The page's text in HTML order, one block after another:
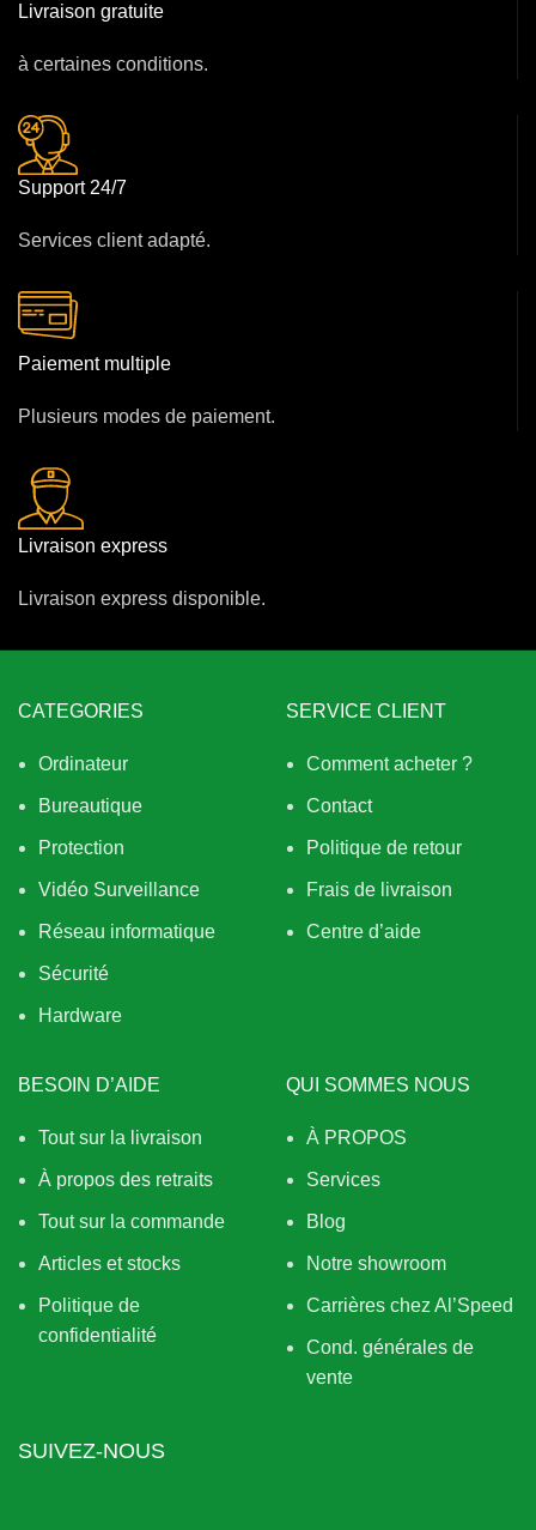
Livraison gratuite
à certaines conditions.
Support 24/7
Services client adapté.
Paiement multiple
Plusieurs modes de paiement.
Livraison express
Livraison express disponible.
CATEGORIES
Ordinateur
Bureautique
Protection
Vidéo Surveillance
Réseau informatique
Sécurité
Hardware
SERVICE CLIENT
Comment acheter ?
Contact
Politique de retour
Frais de livraison
Centre d’aide
BESOIN D’AIDE
Tout sur la livraison
À propos des retraits
Tout sur la commande
Articles et stocks
Politique de
confidentialité
QUI SOMMES NOUS
À PROPOS
Services
Blog
Notre showroom
Carrières chez Al’Speed
Cond. générales de
vente
SUIVEZ-NOUS